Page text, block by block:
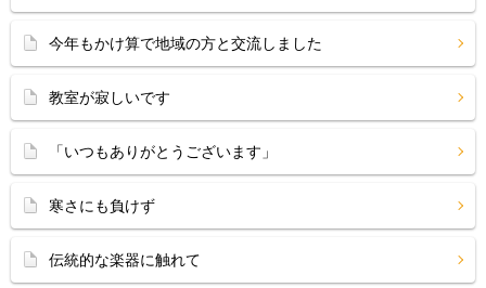
今年もかけ算で地域の方と交流しました
教室が寂しいです
「いつもありがとうございます」
寒さにも負けず
伝統的な楽器に触れて